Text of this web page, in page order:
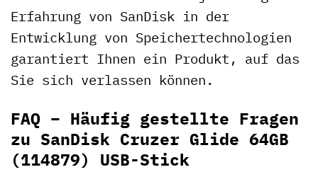
Erfahrung von SanDisk in der
Entwicklung von Speichertechnologien
garantiert Ihnen ein Produkt, auf das
Sie sich verlassen können.
FAQ – Häufig gestellte Fragen
zu SanDisk Cruzer Glide 64GB
(114879) USB-Stick